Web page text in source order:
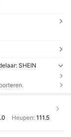
SHEIN
Heupen: 111.5